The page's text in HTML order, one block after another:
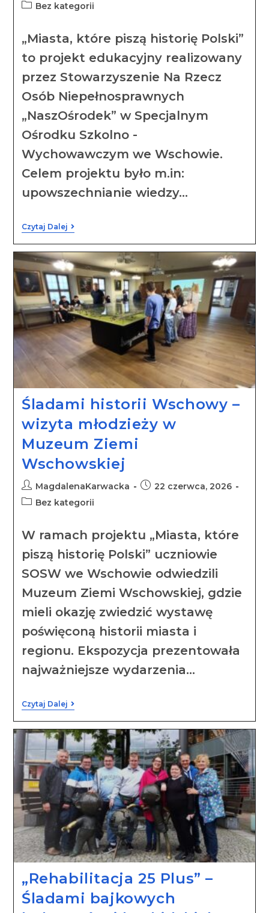
Bez kategorii
„Miasta, które piszą historię Polski”
to projekt edukacyjny realizowany
przez Stowarzyszenie Na Rzecz
Osób Niepełnosprawnych
„NaszOśrodek” w Specjalnym
Ośrodku Szkolno -
Wychowawczym we Wschowie.
Celem projektu było m.in:
upowszechnianie wiedzy…
Czytaj Dalej
Śladami historii Wschowy –
wizyta młodzieży w
Muzeum Ziemi
Wschowskiej
MagdalenaKarwacka
22 czerwca, 2026
Bez kategorii
W ramach projektu „Miasta, które
piszą historię Polski” uczniowie
SOSW we Wschowie odwiedzili
Muzeum Ziemi Wschowskiej, gdzie
mieli okazję zwiedzić wystawę
poświęconą historii miasta i
regionu. Ekspozycja prezentowała
najważniejsze wydarzenia…
Czytaj Dalej
„Rehabilitacja 25 Plus” –
Śladami bajkowych